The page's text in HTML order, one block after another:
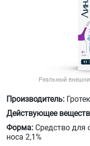
Реальный
Производитель:
Действующее
Форма: Средство для
носа 2,1%